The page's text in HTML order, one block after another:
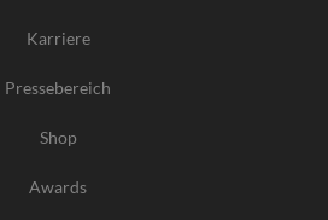
Karriere
Pressebereich
Shop
Awards